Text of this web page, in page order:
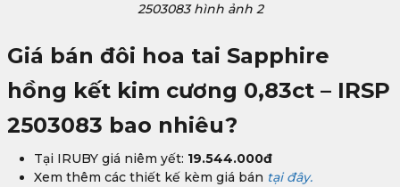
2503083 hình ảnh 2
Giá bán đôi hoa tai Sapphire
hồng kết kim cương 0,83ct – IRSP
2503083 bao nhiêu?
Tại IRUBY giá niêm yết: 19.544.000đ
Xem thêm các thiết kế kèm giá bán tại đây.